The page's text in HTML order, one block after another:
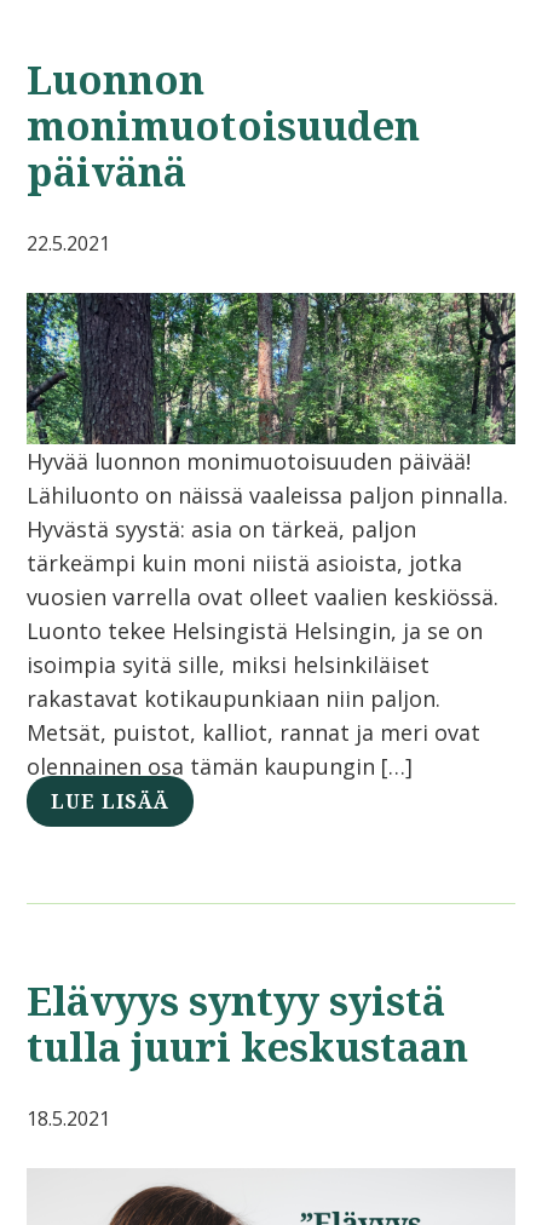
Luonnon
monimuotoisuuden
päivänä
22.5.2021
Hyvää luonnon monimuotoisuuden päivää!
Lähiluonto on näissä vaaleissa paljon pinnalla.
Hyvästä syystä: asia on tärkeä, paljon
tärkeämpi kuin moni niistä asioista, jotka
vuosien varrella ovat olleet vaalien keskiössä.
Luonto tekee Helsingistä Helsingin, ja se on
isoimpia syitä sille, miksi helsinkiläiset
rakastavat kotikaupunkiaan niin paljon.
Metsät, puistot, kalliot, rannat ja meri ovat
olennainen osa tämän kaupungin […]
LUE LISÄÄ
Elävyys syntyy syistä
tulla juuri keskustaan
18.5.2021